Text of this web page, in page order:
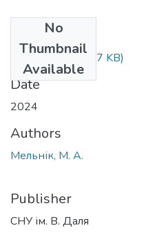
No
Thumbnail
Available
28-34.pdf(858.67 KB)
Date
2024
Authors
Мельнік, М. А.
Publisher
СНУ ім. В. Даля